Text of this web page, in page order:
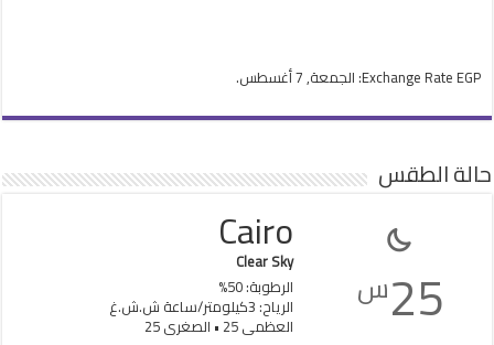
Exchange Rate EGP : الجمعة, 7 أغسطس.
حالة الطقس
25س
Cairo
Clear Sky
الرطوبة: 50%
الرياح: 3كيلومتر/ساعة ش.ش.غ
العظمى 25 • الصغرى 25